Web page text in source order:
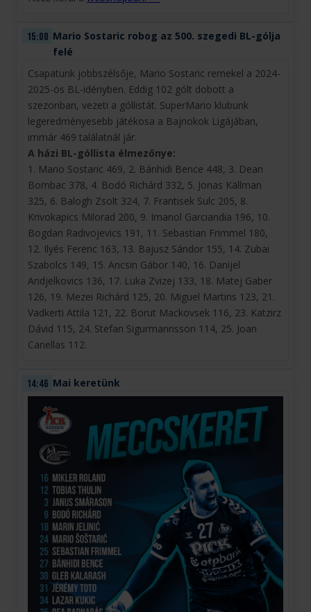
15:00 Mario Sostaric robog az 500. szegedi BL-gólja
felé
Csapatunk jobbszélsője, Mario Sostaric remekel a 2024-
2025-ös BL-idényben. Eddig 102 gólt dobott a
szezonban, vezeti a góllistát. SuperMario klubunk
legeredményesebb játékosa a Bajnokok Ligájában,
immár 469 találatnál jár.
A házi BL-góllista élmezőnye:
1. Mario Sostaric 469, 2. Bánhidi Bence 448, 3. Dean
Bombac 378, 4. Bodó Richárd 332, 5. Jonas Källman
325, 6. Balogh Zsolt 324, 7. Frantisek Sulc 205, 8.
Krivokapics Milorad 200, 9. Imanol Garciandia 196, 10.
Bogdan Radivojevics 191, 11. Sebastian Frimmel 180,
12. Ilyés Ferenc 163, 13. Bajusz Sándor 155, 14. Zubai
Szabolcs 149, 15. Ancsin Gábor 140, 16. Danijel
Andjelkovics 136, 17. Luka Zvizej 133, 18. Matej Gaber
126, 19. Mezei Richárd 125, 20. Miguel Martins 123, 21.
Vadkerti Attila 121, 22. Borut Mackovsek 116, 23. Katzirz
Dávid 115, 24. Stefan Sigurmannsson 114, 25. Joan
Canellas 112.
14:46 Mai keretünk